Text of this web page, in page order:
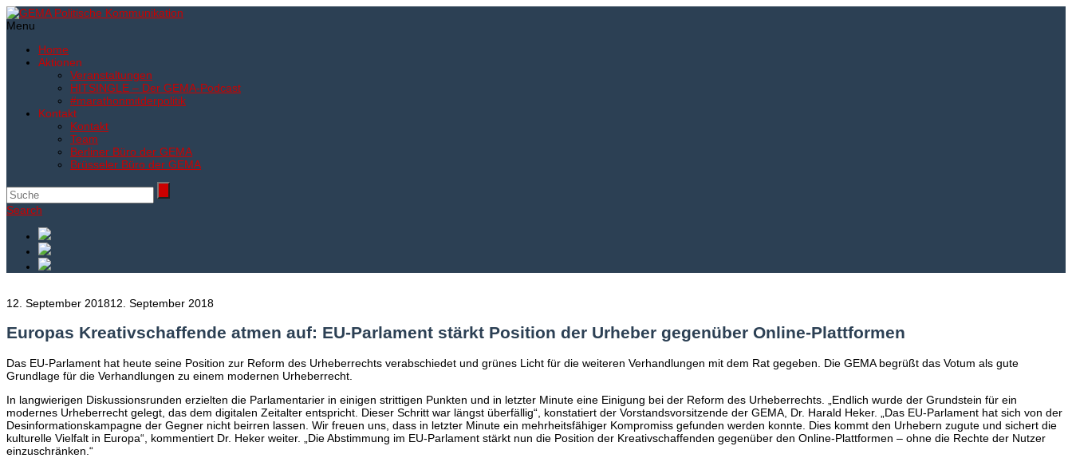
Menu
Home
Aktionen
Veranstaltungen
HITSINGLE – Der GEMA-Podcast
#marathonmitderpolitik
Kontakt
Kontakt
Team
Berliner Büro der GEMA
Brüsseler Büro der GEMA
Search
12. September 201812. September 2018
Europas Kreativschaffende atmen auf: EU-Parlament stärkt Position der Urheber gegenüber Online-Plattformen
Das EU-Parlament hat heute seine Position zur Reform des Urheberrechts verabschiedet und grünes Licht für die weiteren Verhandlungen mit dem Rat gegeben. Die GEMA begrüßt das Votum als gute
Grundlage für die Verhandlungen zu einem modernen Urheberrecht.
In langwierigen Diskussionsrunden erzielten die Parlamentarier in einigen strittigen Punkten und in letzter Minute eine Einigung bei der Reform des Urheberrechts. „Endlich wurde der Grundstein für ein
modernes Urheberrecht gelegt, das dem digitalen Zeitalter entspricht. Dieser Schritt war längst überfällig“, konstatiert der Vorstandsvorsitzende der GEMA, Dr. Harald Heker. „Das EU-Parlament hat sich von der
Desinformationskampagne der Gegner nicht beirren lassen. Wir freuen uns, dass in letzter Minute ein mehrheitsfähiger Kompromiss gefunden werden konnte. Dies kommt den Urhebern zugute und sichert die
kulturelle Vielfalt in Europa“, kommentiert Dr. Heker weiter. „Die Abstimmung im EU-Parlament stärkt nun die Position der Kreativschaffenden gegenüber den Online-Plattformen – ohne die Rechte der Nutzer
einzuschränken.“